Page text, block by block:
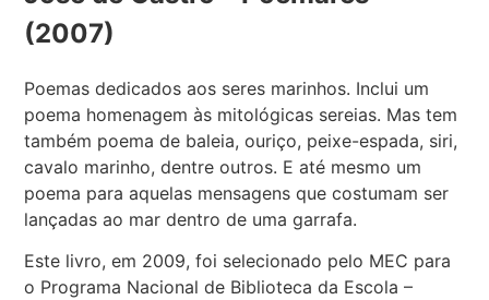
(2007)
Poemas dedicados aos seres marinhos. Inclui um
poema homenagem às mitológicas sereias. Mas tem
também poema de baleia, ouriço, peixe-espada, siri,
cavalo marinho, dentre outros. E até mesmo um
poema para aquelas mensagens que costumam ser
lançadas ao mar dentro de uma garrafa.
Este livro, em 2009, foi selecionado pelo MEC para
o Programa Nacional de Biblioteca da Escola –